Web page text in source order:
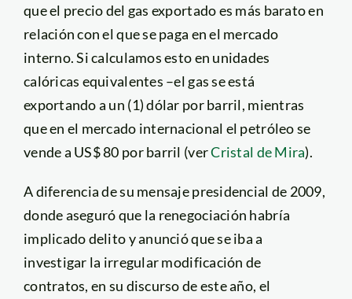
que el precio del gas exportado es más barato en
relación con el que se paga en el mercado
interno. Si calculamos esto en unidades
calóricas equivalentes –el gas se está
exportando a un (1) dólar por barril, mientras
que en el mercado internacional el petróleo se
vende a US$ 80 por barril (verCristal de Mira).
A diferencia de su mensaje presidencial de 2009,
donde aseguró que la renegociación habría
implicado delito y anunció que se iba a
investigar la irregular modificación de
contratos, en su discurso de este año, el